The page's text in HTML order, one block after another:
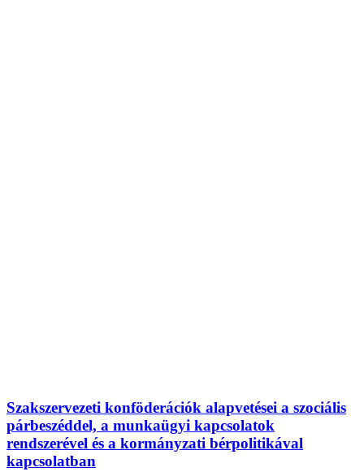
Szakszervezeti konföderációk alapvetései a szociális
párbeszéddel, a munkaügyi kapcsolatok
rendszerével és a kormányzati bérpolitikával
kapcsolatban